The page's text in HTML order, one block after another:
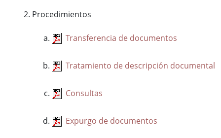
Formación y colaboración con la Facultad de Ciencias de la
Documentación y la Comunicación de la Uex
Visitas en grupo
Otras Actividades
Archivo de la Diputación Provincial de Badajoz (ISDIAH)
Guía del Archivo de la Diputación Provincial de Badajoz
Procedimientos
Transferencia de documentos
Tratamiento de descripción documental
Consultas
Expurgo de documentos